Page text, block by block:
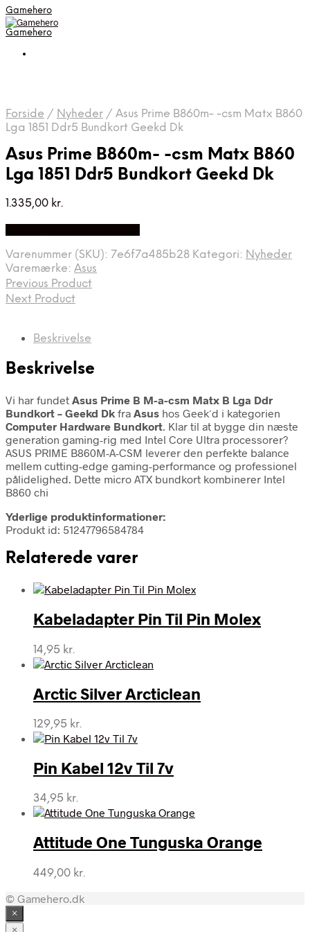
Gamehero
Gamehero
Forside / Nyheder / Asus Prime B860m- -csm Matx B860
Lga 1851 Ddr5 Bundkort Geekd Dk
Asus Prime B860m- -csm Matx B860
Lga 1851 Ddr5 Bundkort Geekd Dk
1.335,00 kr.
Varenummer (SKU): 7e6f7a485b28 Kategori: Nyheder
Varemærke: Asus
Previous Product
Next Product
Beskrivelse
Beskrivelse
Vi har fundet Asus Prime B M-a-csm Matx B Lga Ddr
Bundkort – Geekd Dk fra Asus hos Geek´d i kategorien
Computer Hardware Bundkort. Klar til at bygge din næste
generation gaming-rig med Intel Core Ultra processorer?
ASUS PRIME B860M-A-CSM leverer den perfekte balance
mellem cutting-edge gaming-performance og professionel
pålidelighed. Dette micro ATX bundkort kombinerer Intel
B860 chi
Yderlige produktinformationer:
Produkt id: 51247796584784
Relaterede varer
Kabeladapter Pin Til Pin Molex
14,95 kr.
Arctic Silver Arcticlean
129,95 kr.
Pin Kabel 12v Til 7v
34,95 kr.
Attitude One Tunguska Orange
449,00 kr.
© Gamehero.dk
×
×